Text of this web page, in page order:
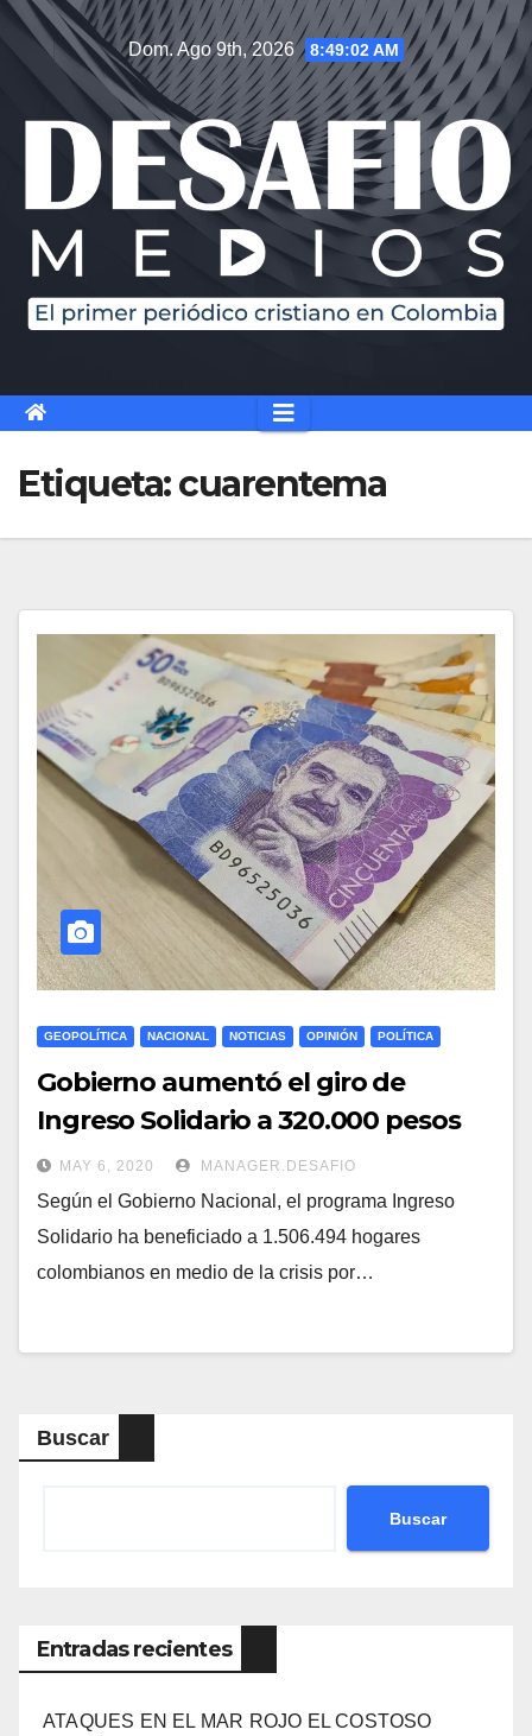
Saltar
contenido
Dom. Ago 9th, 2026 8:49:02 AM
Etiqueta:cuarentema
GEOPOLÍTICA NACIONAL NOTICIAS OPINIÓN POLÍTICA
Gobierno aumentó el giro de
Ingreso Solidario a 320.000 pesos
MAY 6, 2020 MANAGER.DESAFIO
Según el Gobierno Nacional, el programa Ingreso
Solidario ha beneficiado a 1.506.494 hogares
colombianos en medio de la crisis por…
Buscar
Buscar
Entradas recientes
ATAQUES EN EL MAR ROJO EL COSTOSO